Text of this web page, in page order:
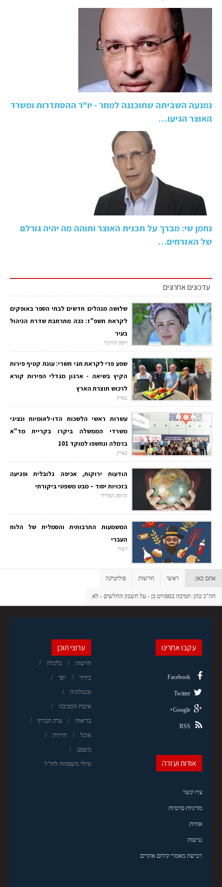
נמנעה השביתה שתוכננה למחר - יו"ר ההסתדרות ומשרד
האוצר הגיעו…
נחמן שי: מברך על תכנית האוצר ותוהה מה יהיה גורלם
של האזרחים…
עדכונים אחרונים
שלושה מנהלים חדשים לבתי הספר באופקים
לקראת תשפ"ז: ככה מתרחבת שדרת הניהול
בעיר
דופק החינוך
שפע פרי לקראת חגי תשרי: עונת קטיף פירות
הקיץ בשיאה - ארגון מגדלי הפירות קורא
לרכוש תוצרת הארץ
בארץ
עשרות ראשי הלשכות הדו-לאומיות ונציגי
משרדי הממשלה ביקרו בקריית מד"א
ברמלה ונחשפו למוקד 101
בארץ
הודעות ירוקות, אכיפה גלובלית ופגיעה
בזכויות יסוד – מבט משפטי ביקורתי
הדופק הפלילי
המשמעות התרבותית והסמלית של הלוח
העברי
דעות
אתם כאן: ראשי חדשות פוליטיקה
חה"כ כהן: תמיכה בספורט כן - על חשבון החלשים - לא
ערוצי תוכן
חדשות כלכלה
בידור יופי
טכנולוגיה
איכות הסביבה
בריאות צדק חברתי
אוכל תיירות
משפט
טיולי משפחות לחו"ל
עקבו אחרינו
Facebook
Twitter
Google+
RSS
אודות ועזרה
צרו קשר
מדיניות פרטיות
אודות
נגישות
רכישת מאמרי קידום אתרים